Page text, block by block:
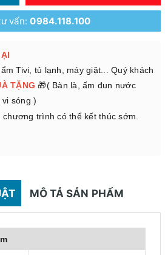
vấn:0984.118.100
Tivi, tủ lạnh, máy giặt... Quý khách
TẶNG 🎁( Bàn là, ấm đun nước
sóng )
trình có thể kết thúc sớm.
MÔ TẢ SẢN PHẨM